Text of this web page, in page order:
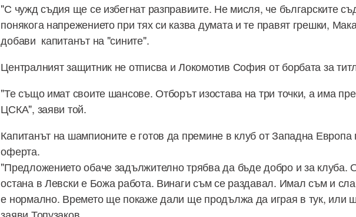
"С чужд съдия ще се избегнат разправиите. Не мисля, че българските
понякога напрежението при тях си казва думата и те правят грешки,
добави капитанът на "сините".
Централният защитник не отписва и Локомотив София от борбата за
"Те също имат своите шансове. Отборът изостава на три точки, а има
ЦСКА", заяви той.
Капитанът на шампионите е готов да премине в клуб от Западна Европа
оферта.
"Предложението обаче задължително трябва да бъде добро и за
остана в Левски е Божа работа. Винаги съм се раздавал. Имал съм и
е нормално. Времето ще покаже дали ще продължа да играя в тук, или